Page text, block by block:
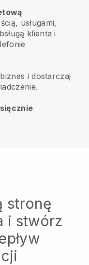
usługami,
klienta i
i dostarczaj
stronę
i stwórz